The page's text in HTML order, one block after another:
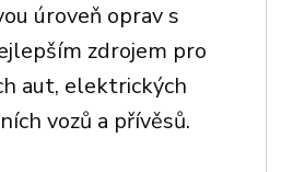
úroveň oprav s
zdrojem pro
aut, elektrických
vozů a přívěsů.